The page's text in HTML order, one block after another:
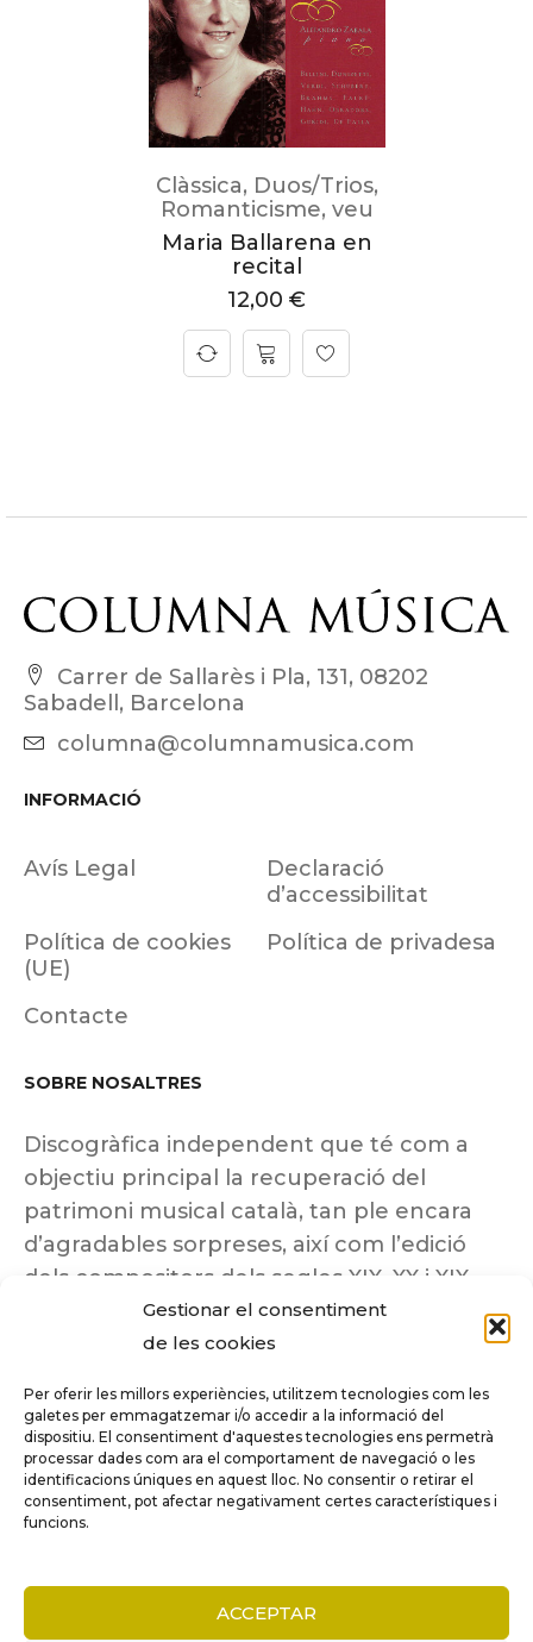
Gestionar el consentiment
de les cookies
Per oferir les millors experiències, utilitzem tecnologies com les
galetes per emmagatzemar i/o accedir a la informació del
dispositiu. El consentiment d'aquestes tecnologies ens permetrà
processar dades com ara el comportament de navegació o les
identificacions úniques en aquest lloc. No consentir o retirar el
consentiment, pot afectar negativament certes característiques i
funcions.
ACCEPTAR
Clàssica, Duos/Trios,
Romanticisme, veu
Maria Ballarena en
recital
12,00 €
Carrer de Sallarès i Pla, 131, 08202
Sabadell, Barcelona
columna@columnamusica.com
INFORMACIÓ
Avís Legal
Declaració
d’accessibilitat
Política de cookies
(UE)
Política de privadesa
Contacte
SOBRE NOSALTRES
Discogràfica independent que té com a
objectiu principal la recuperació del
patrimoni musical català, tan ple encara
d’agradables sorpreses, així com l’edició
dels compositors dels segles XIX, XX i XIX
insuficientment coneguts.
Tots els drets reservats a ©Columna
Música.
COMPARE (0)